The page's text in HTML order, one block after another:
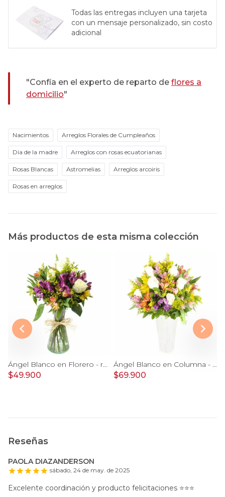
Todas las entregas incluyen una tarjeta
con un mensaje personalizado, sin costo
adicional
"Confía en el experto de reparto de flores a
domicilio"
Nacimientos Arreglos Florales de Cumpleaños
Día de la madre Arreglos con rosas ecuatorianas
Rosas Blancas Astromelias Arreglos arcoiris
Rosas en arreglos
Más productos de esta misma colección
Ángel Blanco en Florero - rosas y mix de astromelias
$49.900
Ángel Blanco en Columna - Rosas ecuatorianas blancas y mix de Astromelias
$69.900
Reseñas
PAOLA DIAZANDERSON
sábado, 24 de may. de 2025
Excelente coordinación y producto felicitaciones ⭐️⭐️⭐️